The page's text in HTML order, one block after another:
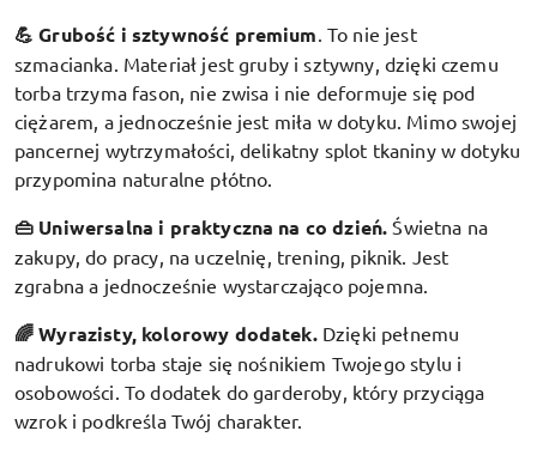
💪 Grubość i sztywność premium. To nie jest
szmacianka. Materiał jest gruby i sztywny, dzięki czemu
torba trzyma fason, nie zwisa i nie deformuje się pod
ciężarem, a jednocześnie jest miła w dotyku. Mimo swojej
pancernej wytrzymałości, delikatny splot tkaniny w dotyku
przypomina naturalne płótno.
👜 Uniwersalna i praktyczna na co dzień. Świetna na
zakupy, do pracy, na uczelnię, trening, piknik. Jest
zgrabna a jednocześnie wystarczająco pojemna.
🌈 Wyrazisty, kolorowy dodatek. Dzięki pełnemu
nadrukowi torba staje się nośnikiem Twojego stylu i
osobowości. To dodatek do garderoby, który przyciąga
wzrok i podkreśla Twój charakter.